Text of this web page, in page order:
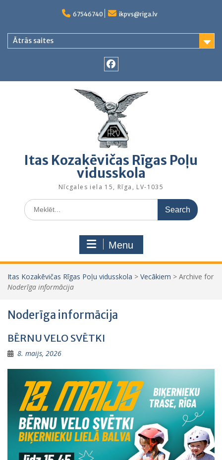
67546740 ikpvs@riga.lv
Ātrās saites
Itas Kozakēvičas Rīgas Poļu
vidusskola
Nīcgales iela 15, Rīga, LV-1035
Search
for:
Menu
Itas Kozakēvičas Rīgas Poļu vidusskola > Vecākiem > Archive for
Noderīga informācija
Noderīga informācija
BĒRNU VELO SVĒTKI
8. maijs, 2026